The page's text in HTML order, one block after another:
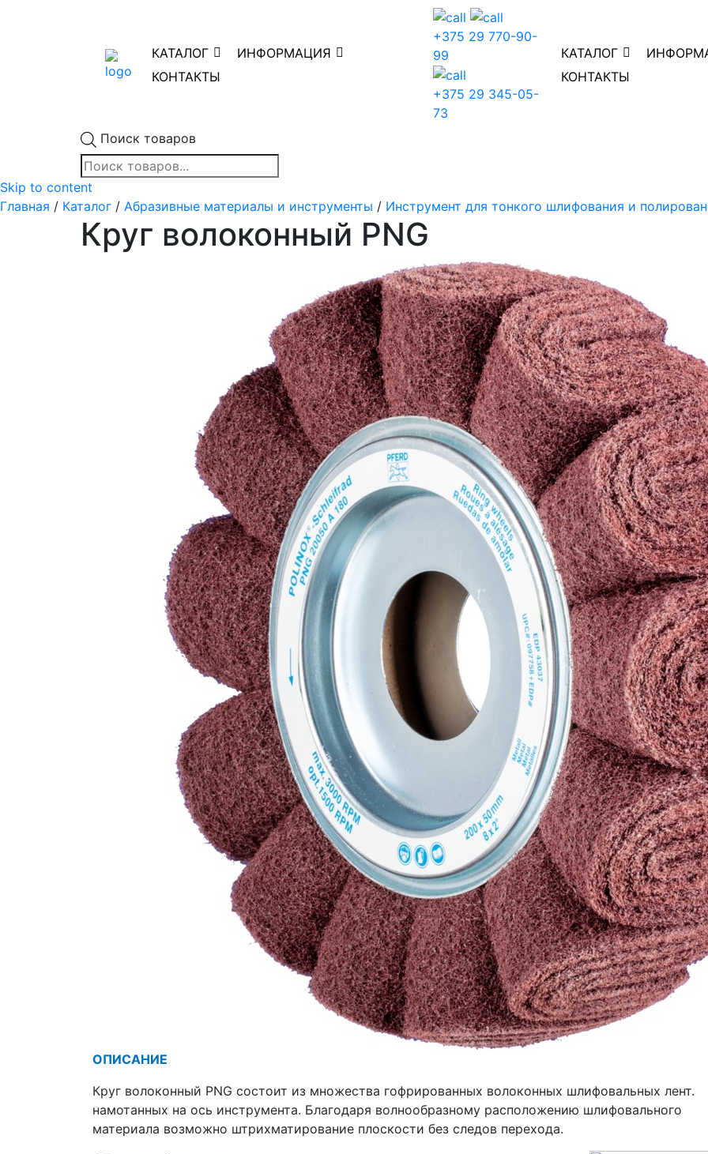
КАТАЛОГ
ИНФОРМАЦИЯ
КОНТАКТЫ
+375 29 770-90-
99
+375 29 345-05-
73
КАТАЛОГ
КОНТАКТЫ
Поиск товаров
Skip to content
Главная / Каталог / Абразивные материалы и инструменты / Инструмент для тонкого шлифования и
Круг волоконный PNG
ОПИСАНИЕ
Круг волоконный PNG состоит из множества гофрированных волоконных шлифовальных лент.
намотанных на ось инструмента. Благодаря волнообразному расположению шлифовального
материала возможно штрихматирование плоскости без следов перехода.